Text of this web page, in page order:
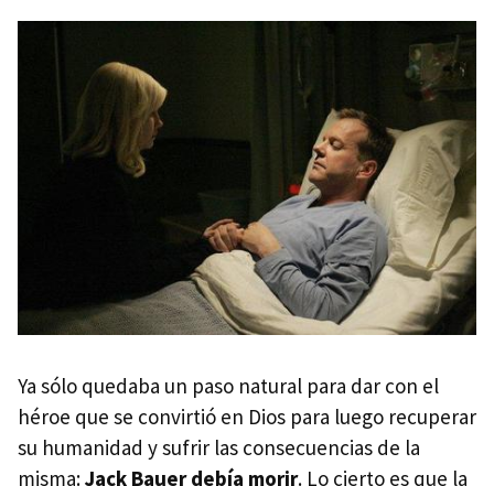
Ya sólo quedaba un paso natural para dar con el
héroe que se convirtió en Dios para luego recuperar
su humanidad y sufrir las consecuencias de la
misma:Jack Bauer debía morir. Lo cierto es que la